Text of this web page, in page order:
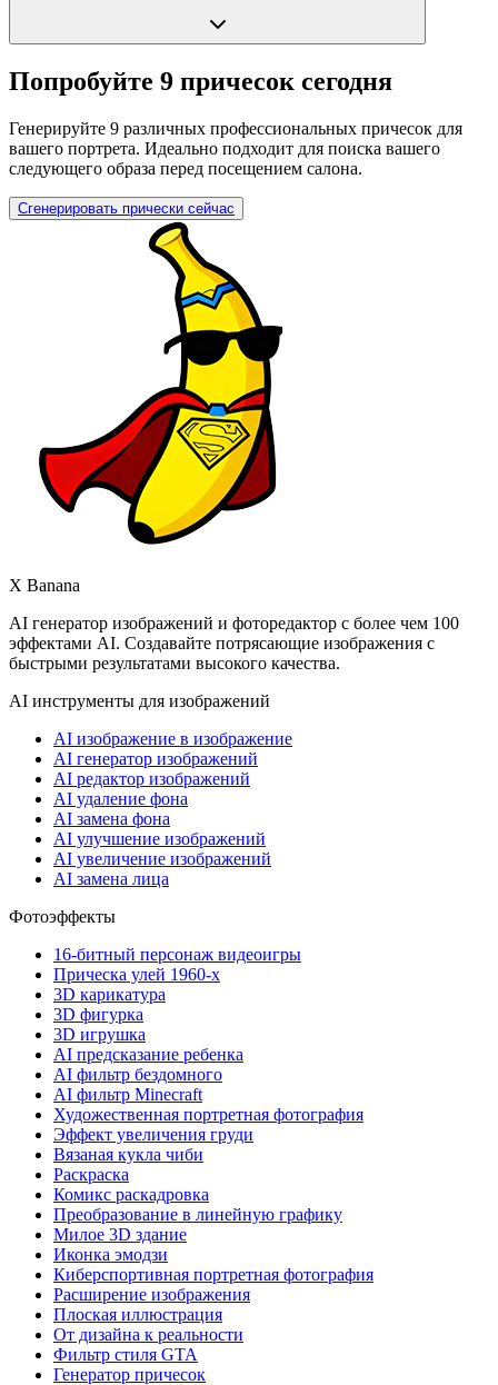
Попробуйте 9 причесок сегодня
Генерируйте 9 различных профессиональных причесок для
вашего портрета. Идеально подходит для поиска вашего
следующего образа перед посещением салона.
Сгенерировать прически сейчас
X Banana
AI генератор изображений и фоторедактор с более чем 100
эффектами AI. Создавайте потрясающие изображения с
быстрыми результатами высокого качества.
AI инструменты для изображений
AI изображение в изображение
AI генератор изображений
AI редактор изображений
AI удаление фона
AI замена фона
AI улучшение изображений
AI увеличение изображений
AI замена лица
Фотоэффекты
16-битный персонаж видеоигры
Прическа улей 1960-х
3D карикатура
3D фигурка
3D игрушка
AI предсказание ребенка
AI фильтр бездомного
AI фильтр Minecraft
Художественная портретная фотография
Эффект увеличения груди
Вязаная кукла чиби
Раскраска
Комикс раскадровка
Преобразование в линейную графику
Милое 3D здание
Иконка эмодзи
Киберспортивная портретная фотография
Расширение изображения
Плоская иллюстрация
От дизайна к реальности
Фильтр стиля GTA
Генератор причесок